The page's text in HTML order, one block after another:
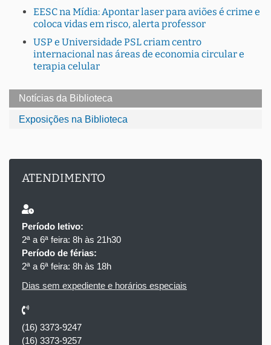
Notícias da Biblioteca
Exposições na Biblioteca
ATENDIMENTO
Período letivo:
2ª a 6ª feira: 8h às 21h30
Período de férias:
2ª a 6ª feira: 8h às 18h
Dias sem expediente e horários especiais
(16) 3373-9247
(16) 3373-9257
EESC na Mídia: Apontar laser para aviões é crime e
coloca vidas em risco, alerta professor
USP e Universidade PSL criam centro
internacional nas áreas de economia circular e
terapia celular